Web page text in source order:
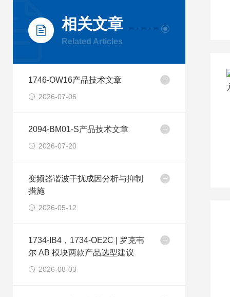
相关文章
Related Articles
1746-OW16产品技术文章
2026-07-06
2094-BM01-S产品技术文章
2026-07-20
变频器谐波干扰成因分析与抑制
措施
2026-05-12
1734-IB4，1734-OE2C | 罗克韦
尔 AB 模块两款产品选型建议
2026-08-03